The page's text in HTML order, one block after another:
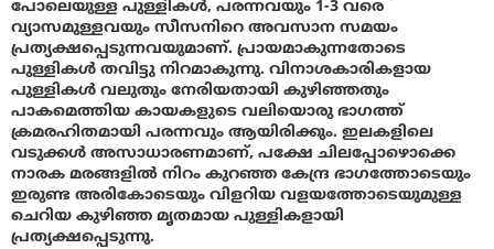
പോലെയുള്ള പുള്ളികള്‍, പരന്നവയും 1-3 വരെ
വ്യാസമുള്ളവയും സീസനിറെ അവസാന സമയം
പ്രത്യക്ഷപ്പെടുന്നവയുമാണ്. പ്രായമാകുന്നതോടെ
പുള്ളികള്‍ തവിട്ടു നിറമാകുന്നു. വിനാശകാരികളായ
പുള്ളികള്‍ വലുതും നേരിയതായി കുഴിഞ്ഞതും
പാകമെത്തിയ കായകളുടെ വലിയൊരു ഭാഗത്ത്
ക്രമരഹിതമായി പരന്നവും ആയിരിക്കും. ഇലകളിലെ
വടുക്കള്‍ അസാധാരണമാണ്, പക്ഷേ ചിലപ്പോഴൊക്കെ
നാരക മരങ്ങളില്‍ നിറം കുറഞ്ഞ കേന്ദ്ര ഭാഗത്തോടെയും
ഇരുണ്ട അരികോടെയും വിളറിയ വളയത്തോടെയുമുള്ള
ചെറിയ കുഴിഞ്ഞ മൃതമായ പുള്ളികളായി
പ്രത്യക്ഷപ്പെടുന്നു.